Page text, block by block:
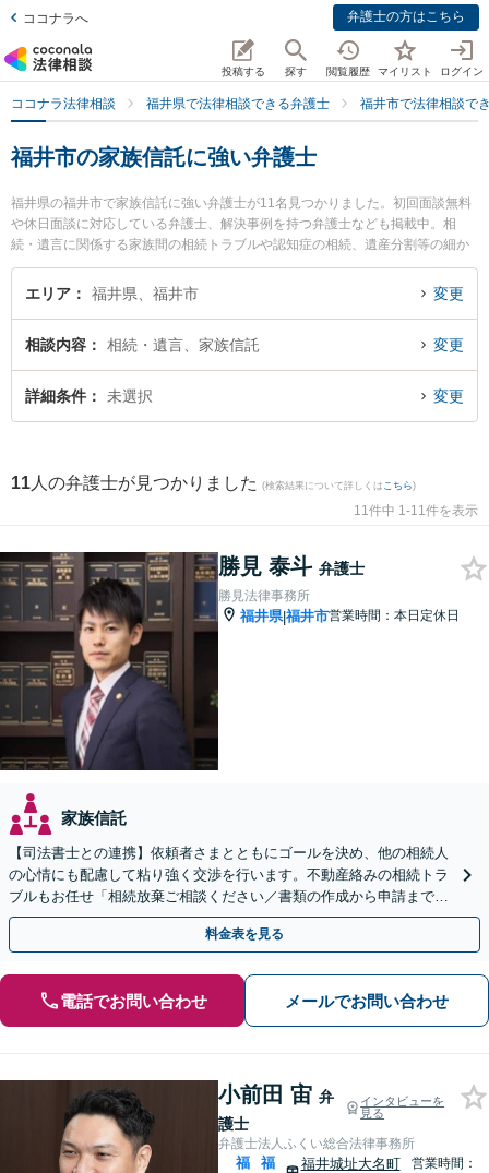
ココナラへ 弁護士の方はこちら
投稿する 探す 閲覧履歴 マイリスト ログイン
ココナラ法律相談 福井県で法律相談できる弁護士 福井市で法律相談で
福井市の家族信託に強い弁護士
福井県の福井市で家族信託に強い弁護士が11名見つかりました。初回面談無料
や休日面談に対応している弁護士、解決事例を持つ弁護士なども掲載中。相
続・遺言に関係する家族間の相続トラブルや認知症の相続、遺産分割等の細か
な分野での絞り込み検索もでき便利です。特に勝見法律事務所の勝見 泰斗弁護
士や弁護士法人ふくい総合法律事務所の小前田 宙弁護士、二の宮法律事務所の
相談したい』『家族信託のトラブル解決の実績豊富な近くの弁護士を検索した
い』『初回相談無料で家族信託を法律相談できる福井市内の弁護士に相談予約
したい』などでお困りの相談者さんにおすすめです。
エリア 福井県、福井市 変更
相談内容 相続・遺言、家族信託 変更
詳細条件 未選択 変更
11 人の弁護士が見つかりました (検索結果について詳しくは こちら)
11件中 1-11件を表示
勝見 泰斗 弁護士
勝見法律事務所
福井県|福井市営業時間：本日定休日
家族信託
【司法書士との連携】依頼者さまとともにゴールを決め、他の相続人
の心情にも配慮して粘り強く交渉を行います。不動産絡みの相続トラ
ブルもお任せ「相続放棄ご相談ください／書類の作成から申請まで一
貫サポート」【休日・夜間相談可】
料金表を見る
電話でお問い合わせ メールでお問い合わせ
小前田 宙 弁
護士
インタビューを
見る
弁護士法人ふくい総合法律事務所
福
福
福井城址大名町
営業時間：